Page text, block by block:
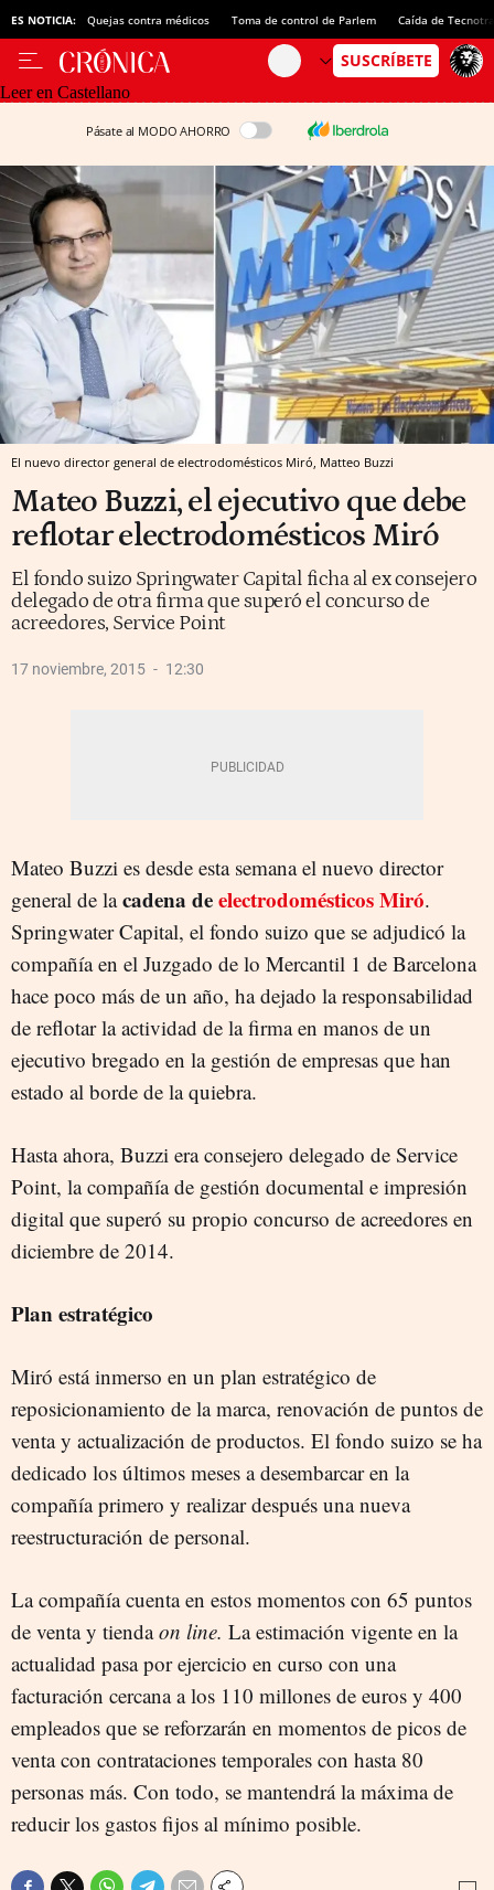
ES NOTICIA: Quejas contra médicos Toma de control de Parlem Caída de
Leer en Castellano
Pásate al MODO AHORRO
El nuevo director general de electrodomésticos Miró, Matteo Buzzi
Mateo Buzzi, el ejecutivo que debe
reflotar electrodomésticos Miró
El fondo suizo Springwater Capital ficha al ex consejero
delegado de otra firma que superó el concurso de
acreedores, Service Point
17 noviembre, 2015 12:30
Mateo Buzzi es desde esta semana el nuevo director
general de lacadena deelectrodomésticos Miró.
Springwater Capital, el fondo suizo que se adjudicó la
compañía en el Juzgado de lo Mercantil 1 de Barcelona
hace poco más de un año, ha dejado la responsabilidad
de reflotar la actividad de la firma en manos de un
ejecutivo bregado en la gestión de empresas que han
estado al borde de la quiebra.
Hasta ahora, Buzzi era consejero delegado de Service
Point, la compañía de gestión documental e impresión
digital que superó su propio concurso de acreedores en
diciembre de 2014.
Plan estratégico
Miró está inmerso en un plan estratégico de
reposicionamiento de la marca, renovación de puntos de
venta y actualización de productos. El fondo suizo se ha
dedicado los últimos meses a desembarcar en la
compañía primero y realizar después una nueva
reestructuración de personal.
La compañía cuenta en estos momentos con 65 puntos
de venta y tiendaon line. La estimación vigente en la
actualidad pasa por ejercicio en curso con una
facturación cercana a los 110 millones de euros y 400
empleados que se reforzarán en momentos de picos de
venta con contrataciones temporales con hasta 80
personas más. Con todo, se mantendrá la máxima de
reducir los gastos fijos al mínimo posible.